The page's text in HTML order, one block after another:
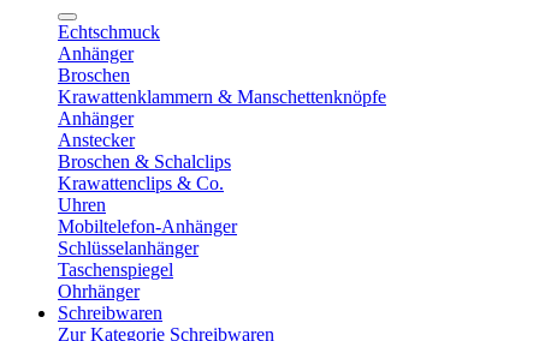
Echtschmuck
Anhänger
Broschen
Krawattenklammern & Manschettenknöpfe
Anhänger
Anstecker
Broschen & Schalclips
Krawattenclips & Co.
Uhren
Mobiltelefon-Anhänger
Schlüsselanhänger
Taschenspiegel
Ohrhänger
Schreibwaren
Zur Kategorie Schreibwaren